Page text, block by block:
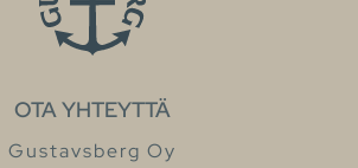
OTA YHTEYTTÄ
Gustavsberg Oy